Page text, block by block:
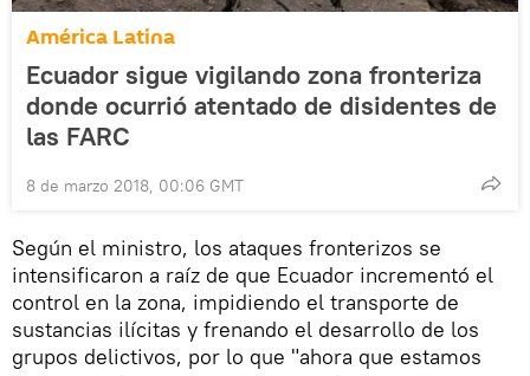
América Latina
Ecuador sigue vigilando zona fronteriza
donde ocurrió atentado de disidentes de
las FARC
8 de marzo 2018, 00:06 GMT
Según el ministro, los ataques fronterizos se
intensificaron a raíz de que Ecuador incrementó el
control en la zona, impidiendo el transporte de
sustancias ilícitas y frenando el desarrollo de los
grupos delictivos, por lo que "ahora que estamos